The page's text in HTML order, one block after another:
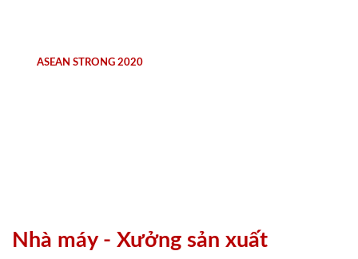
ASEAN STRONG 2020
Nhà máy - Xưởng sản xuất